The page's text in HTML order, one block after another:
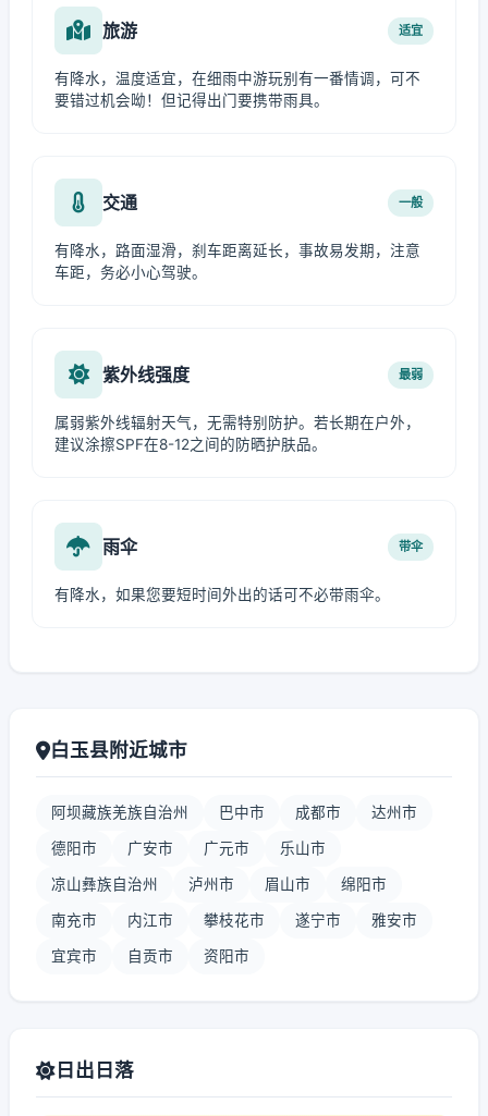
旅游 适宜
有降水，温度适宜，在细雨中游玩别有一番情调，可不
要错过机会呦！但记得出门要携带雨具。
交通 一般
有降水，路面湿滑，刹车距离延长，事故易发期，注意
车距，务必小心驾驶。
紫外线强度 最弱
属弱紫外线辐射天气，无需特别防护。若长期在户外，
建议涂擦SPF在8-12之间的防晒护肤品。
雨伞 带伞
有降水，如果您要短时间外出的话可不必带雨伞。
白玉县附近城市
阿坝藏族羌族自治州 巴中市 成都市 达州市
德阳市 广安市 广元市 乐山市
凉山彝族自治州 泸州市 眉山市 绵阳市
南充市 内江市 攀枝花市 遂宁市 雅安市
宜宾市 自贡市 资阳市
日出日落